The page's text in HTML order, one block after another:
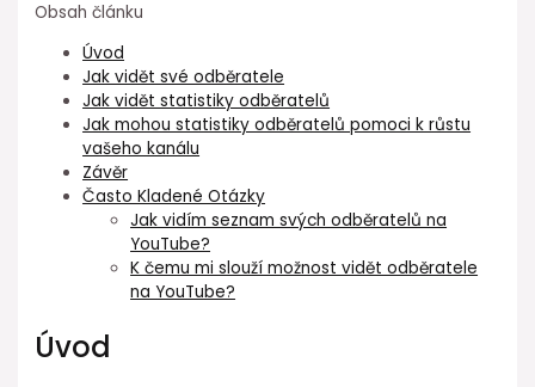
Obsah článku
Úvod
Jak vidět své odběratele
Jak vidět statistiky odběratelů
Jak mohou statistiky odběratelů pomoci k růstu
vašeho kanálu
Závěr
Často Kladené Otázky
Jak vidím seznam svých odběratelů na
YouTube?
K čemu mi slouží možnost vidět odběratele
na YouTube?
Úvod